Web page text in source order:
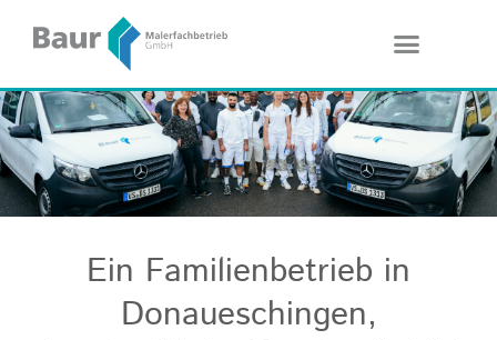
Ein Familienbetrieb in
Donaueschingen,